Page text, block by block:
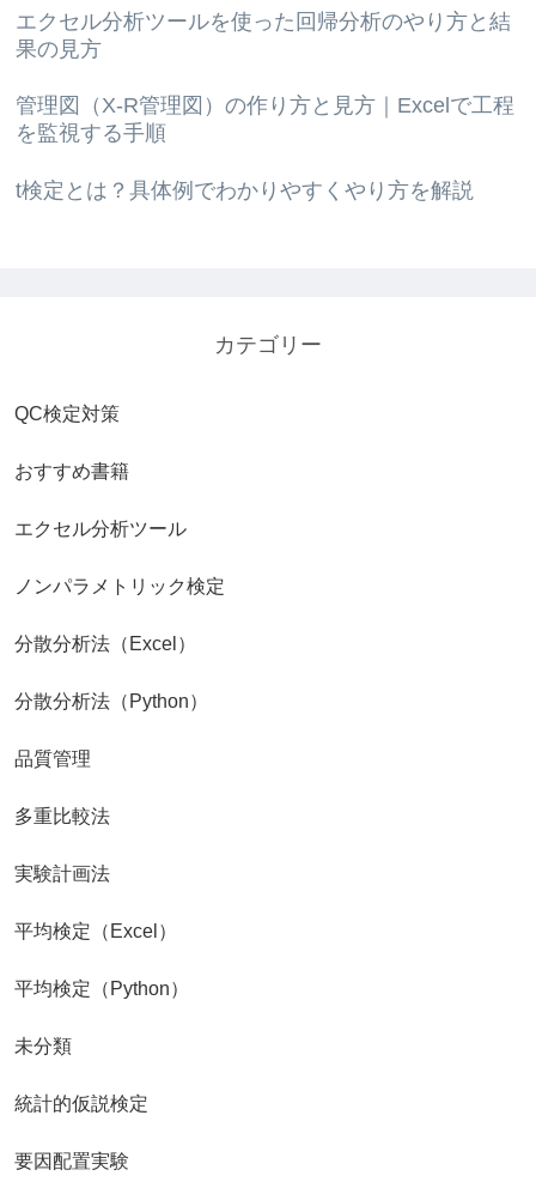
エクセル分析ツールを使った回帰分析のやり方と結
果の見方
管理図（X-R管理図）の作り方と見方｜Excelで工程
を監視する手順
t検定とは？具体例でわかりやすくやり方を解説
カテゴリー
QC検定対策
おすすめ書籍
エクセル分析ツール
ノンパラメトリック検定
分散分析法（Excel）
分散分析法（Python）
品質管理
多重比較法
実験計画法
平均検定（Excel）
平均検定（Python）
未分類
統計的仮説検定
要因配置実験